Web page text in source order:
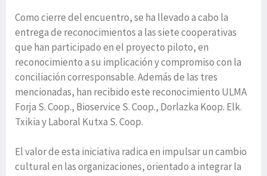
Como cierre del encuentro, se ha llevado a cabo la
entrega de reconocimientos a las siete cooperativas
que han participado en el proyecto piloto, en
reconocimiento a su implicación y compromiso con la
conciliación corresponsable. Además de las tres
mencionadas, han recibido este reconocimiento ULMA
Forja S. Coop., Bioservice S. Coop., Dorlazka Koop. Elk.
Txikia y Laboral Kutxa S. Coop.
El valor de esta iniciativa radica en impulsar un cambio
cultural en las organizaciones, orientado a integrar la